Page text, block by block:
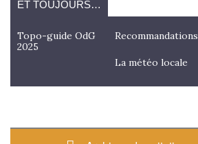
ET TOUJOURS…
Topo-guide OdG
2025
Recommandations
La météo locale